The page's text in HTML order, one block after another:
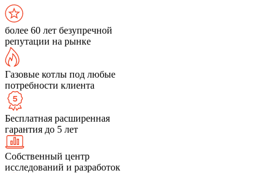
более 60 лет безупречной
репутации на рынке
Газовые котлы под любые
потребности клиента
Бесплатная расширенная
гарантия до 5 лет
Собственный центр
исследований и разработок